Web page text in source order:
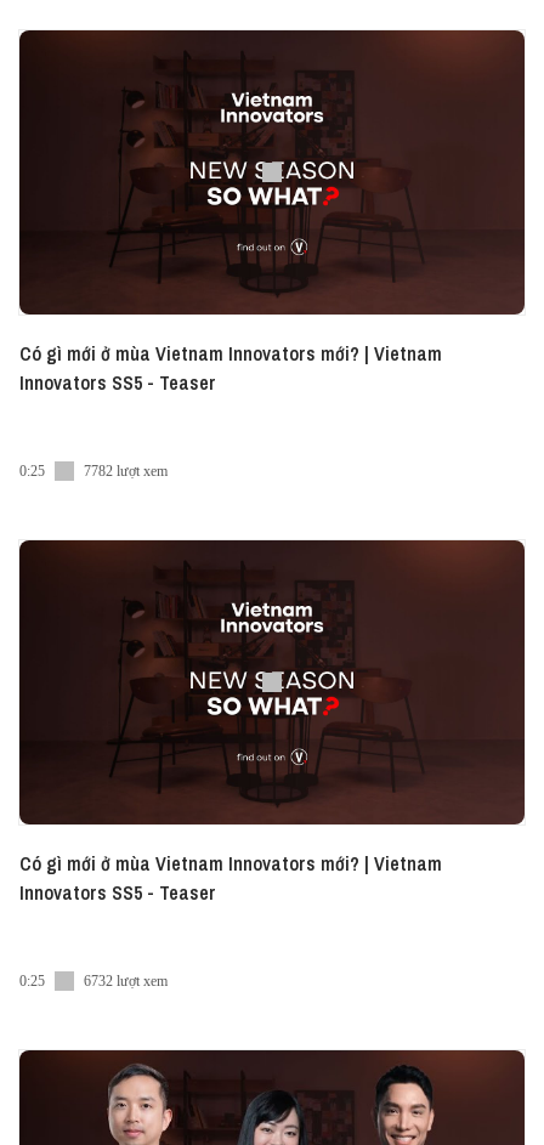
podcast này dưới dạng audio tại: ► Spotify:
https://sptfy.com/vietnam-innovators-phillip-an ►
Apple Podcast: https://apple.co/2ZPlkOa Vietcetera
đã có App dành cho iOS, mang đến trải nghiệm đọc
thật mượt mà các bài viết thú vị về Kinh Doanh.
Ngoài ra chức năng podcast sẽ sớm có mặt trong
tháng 7 ► Tải ngay về máy tại đây nhé:
https://bit.ly/Messenger-Vietcetera-App Tập
Podcast này được mang đến được mang đến bởi
Jio Health Việt Nam. -------------------------
Homebase is a Vietnam-based proptech startup
providing customized co-investment plans, where
home buyers, notably millennials, can pay the
moment, and then buy out all or part of their stake
at a later time when they are ready. In this week's
opens up with Vietcetera about how his team is
gearing up to solve one of the biggest challenges
facing today’s younger generation: home
ownership. Linsten to this Podcast on: ► Spotify:
https://sptfy.com/vietnam-innovators-phillip-an ►
Apple Podcast: https://apple.co/2ZPlkOa Read the
recap of this episode at: http://bit.ly/Vietnam-
Innovators-Phillip-An This episode is brought to you
by Jio Health Vietnam. #Vietcetera_Podcast
#Vietnam_Innovators_EN #Vietcetera
Có gì mới ở mùa Vietnam Innovators mới? | Vietnam
Innovators SS5 - Teaser
0:25 7782 lượt xem
Có gì mới ở mùa Vietnam Innovators mới? | Vietnam
Innovators SS5 - Teaser
0:25 6732 lượt xem